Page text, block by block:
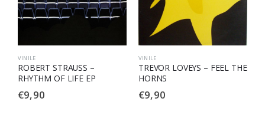
VINILE
ROBERT STRAUSS –
RHYTHM OF LIFE EP
€9,90
VINILE
TREVOR LOVEYS – FEEL THE
HORNS
€9,90